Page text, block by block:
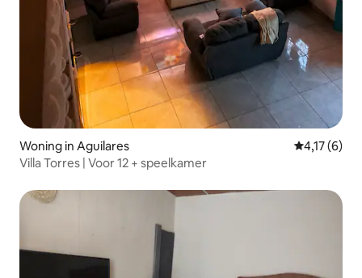
Woning in Aguilares
4,17 (6)
Villa Torres | Voor 12 + speelkamer